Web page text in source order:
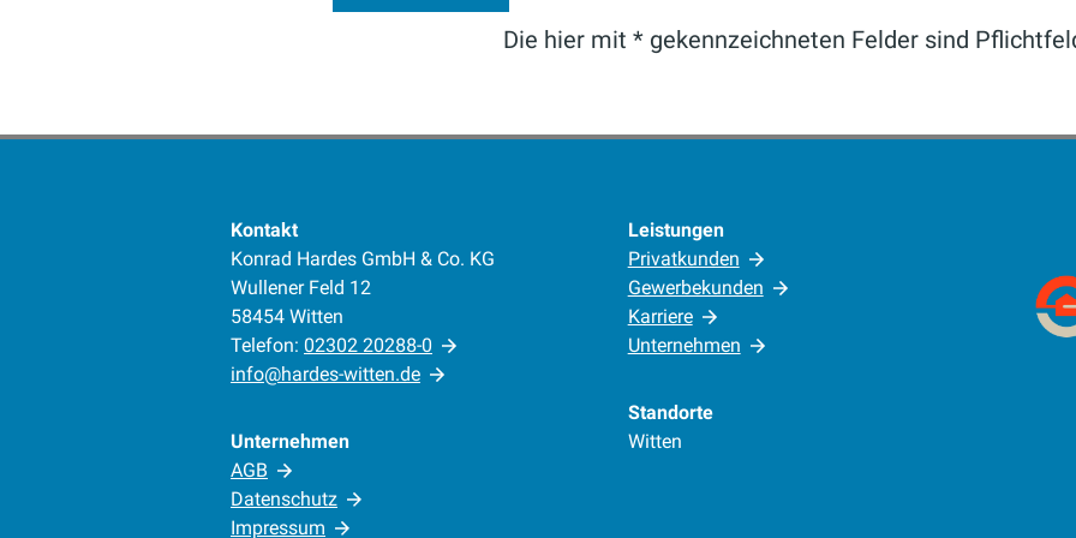
Die hier mit * gekennzeichneten Felder sind
Kontakt
Konrad Hardes GmbH & Co. KG
Wullener Feld 12
58454 Witten
Telefon: 02302 20288-0
info@hardes-witten.de
Unternehmen
AGB
Datenschutz
Impressum
Leistungen
Privatkunden
Gewerbekunden
Karriere
Unternehmen
Standorte
Witten